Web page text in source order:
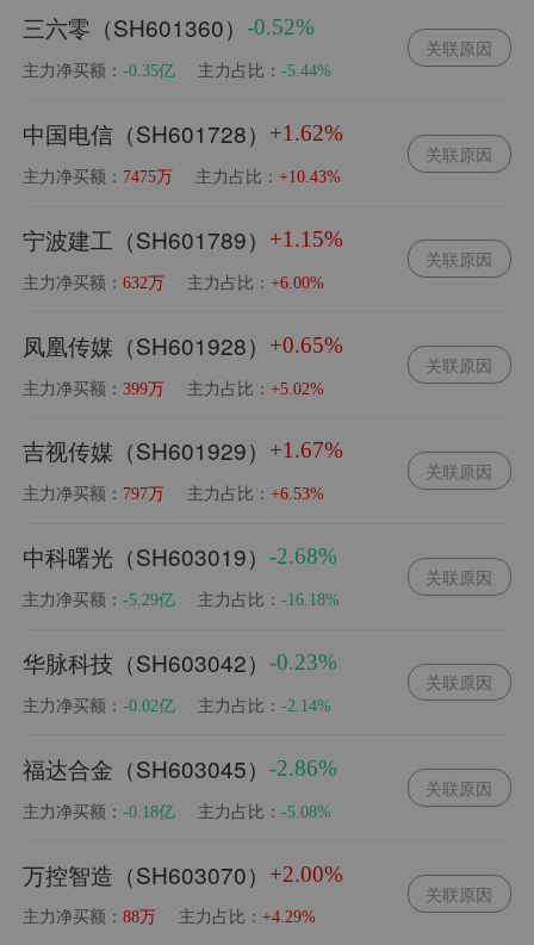
三六零（SH601360）-0.52%
主力净买额：-0.35亿 主力占比：-5.44%
关联原因
中国电信（SH601728） +1.62%
主力净买额： 7475万 主力占比：+10.43%
关联原因
宁波建工（SH601789） +1.15%
主力净买额：632万 主力占比：+6.00%
关联原因
凤凰传媒（SH601928） +0.65%
主力净买额：399万 主力占比：+5.02%
关联原因
吉视传媒（SH601929） +1.67%
主力净买额： 797万 主力占比：+6.53%
关联原因
中科曙光（SH603019）-2.68%
主力净买额：-5.29亿 主力占比：-16.18%
关联原因
华脉科技（SH603042）-0.23%
主力净买额：-0.02亿 主力占比：-2.14%
关联原因
福达合金（SH603045）-2.86%
主力净买额：-0.18亿 主力占比：-5.08%
关联原因
万控智造（SH603070） +2.00%
主力净买额：88万 主力占比：+4.29%
关联原因